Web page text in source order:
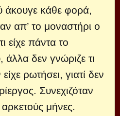
άκουγε κάθε φορά,
απ’ το μοναστήρι ο
είχε πάντα το
άλλα δεν γνώριζε τι
ρωτήσει, γιατί δεν
Συνεχιζόταν
μήνες.